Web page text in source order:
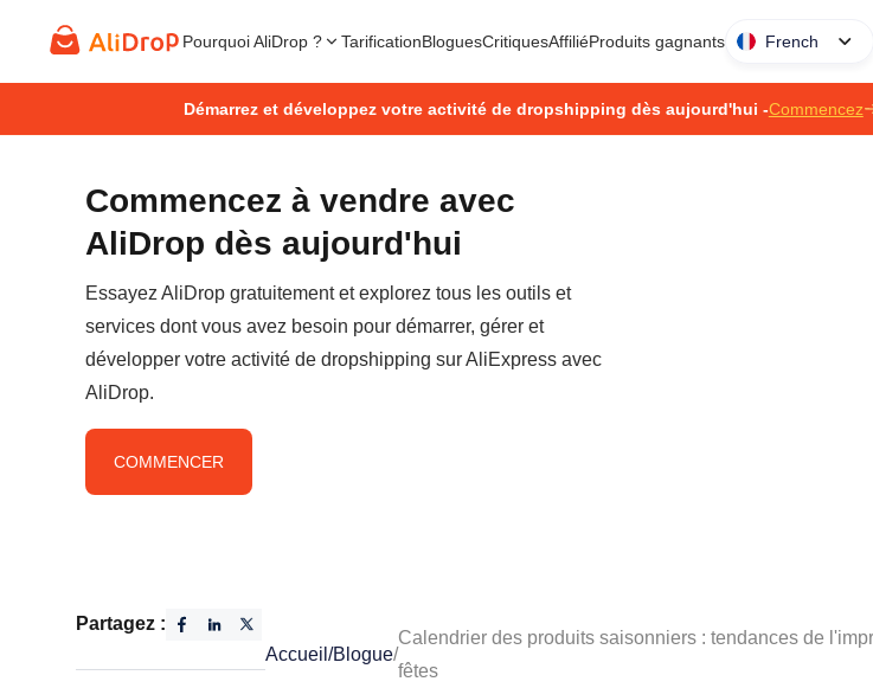
Pourquoi AliDrop ? TarificationBloguesCritiquesAffiliéProduits gagnants French
Démarrez et développez votre activité de dropshipping dès aujourd'hui -Commencez
Commencez à vendre avec
AliDrop dès aujourd'hui
Essayez AliDrop gratuitement et explorez tous les outils et
services dont vous avez besoin pour démarrer, gérer et
développer votre activité de dropshipping sur AliExpress avec
AliDrop.
COMMENCER
Partagez :
Accueil /Blogue/
Calendrier des produits saisonniers : tendances de
fêtes